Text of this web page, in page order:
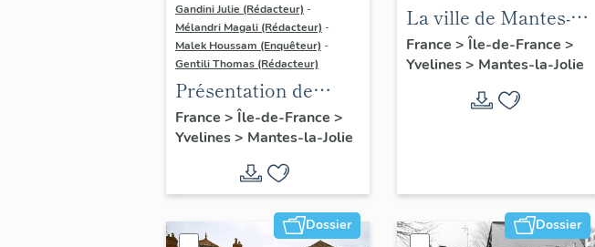
Gandini Julie (Rédacteur) -
Mélandri Magali (Rédacteur) -
Malek Houssam (Enquêteur) -
Gentili Thomas (Rédacteur)
Présentation de
l'étude
France > Île-de-France >
Yvelines> Mantes-la-Jolie
La ville de Mantes-la-
Jolie
France > Île-de-France >
Yvelines> Mantes-la-Jolie
Dossier Dossier